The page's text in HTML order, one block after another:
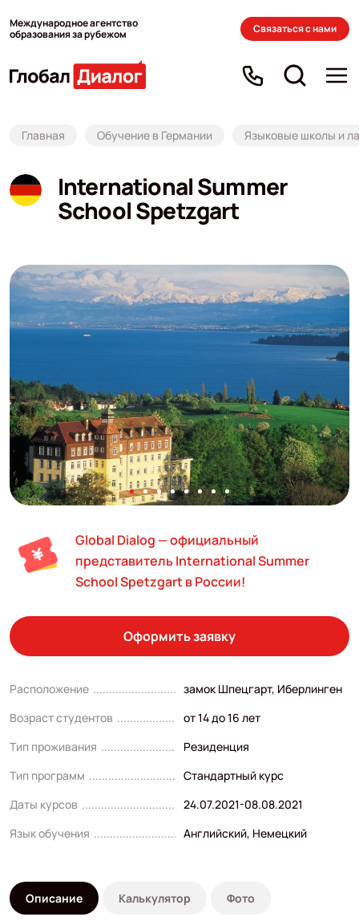
Международное агентство
образования за рубежом
Связаться с нами
Главная Обучение в Германии Языковые школы и
International Summer
School Spetzgart
Global Dialog — официальный
представитель International Summer
School Spetzgart в России!
Оформить заявку
Расположение
замок Шпецгарт, Иберлинген
Возраст студентов
от 14 до 16 лет
Тип проживания
Резиденция
Тип программ
Стандартный курс
Даты курсов
24.07.2021-08.08.2021
Язык обучения
Английский, Немецкий
Описание Калькулятор Фото